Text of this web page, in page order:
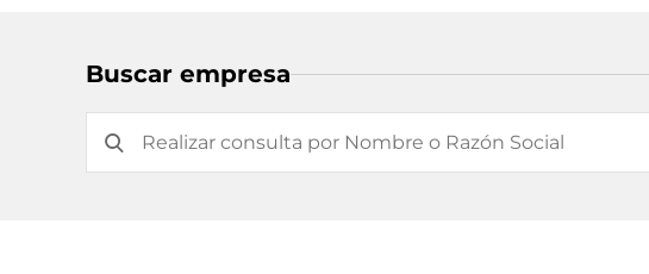
Buscar empresa